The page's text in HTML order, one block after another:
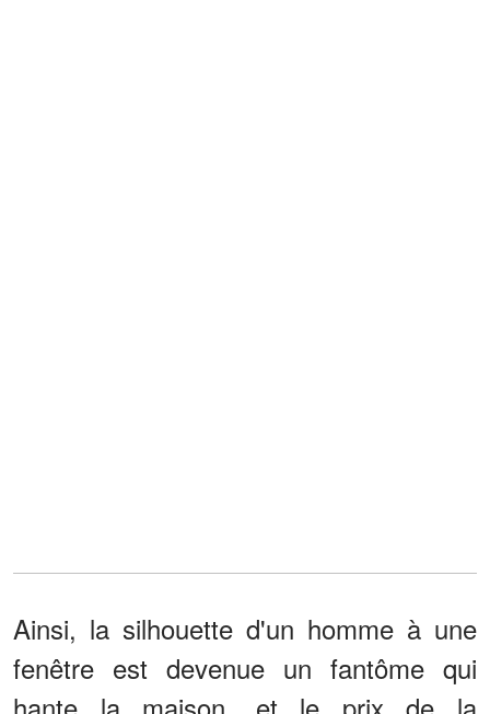
Ainsi, la silhouette d'un homme à une
fenêtre est devenue un fantôme qui